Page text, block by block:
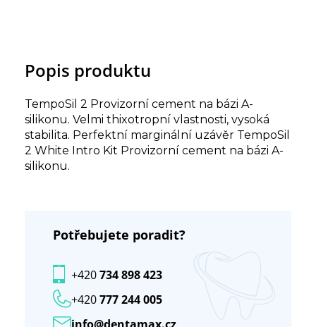
Popis produktu
TempoSil 2 Provizorní cement na bázi A-
silikonu. Velmi thixotropní vlastnosti, vysoká
stabilita. Perfektní marginální uzávěr TempoSil
2 White Intro Kit Provizorní cement na bázi A-
silikonu.
Potřebujete poradit?
info@dentamax.cz
+420777 244 005
+420734 898 423